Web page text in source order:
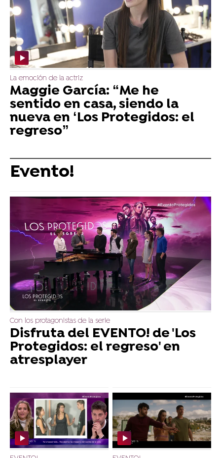
La emoción de la actriz
Maggie García: “Me he
sentido en casa, siendo la
nueva en ‘Los Protegidos: el
regreso”
Evento!
Con los protagonistas de la serie
Disfruta del EVENTO! de 'Los
Protegidos: el regreso' en
atresplayer